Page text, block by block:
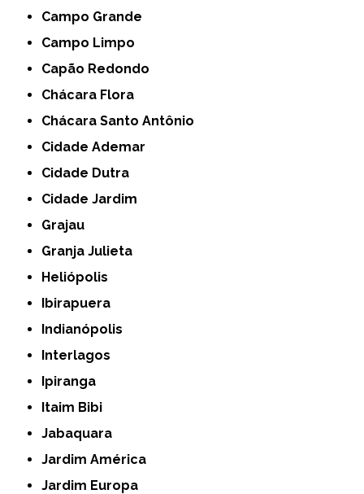
Campo Grande
Campo Limpo
Capão Redondo
Chácara Flora
Chácara Santo Antônio
Cidade Ademar
Cidade Dutra
Cidade Jardim
Grajau
Granja Julieta
Heliópolis
Ibirapuera
Indianópolis
Interlagos
Ipiranga
Itaim Bibi
Jabaquara
Jardim América
Jardim Europa